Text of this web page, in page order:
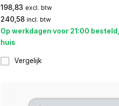
198,83 excl. btw
240,58 incl. btw
Op werkdagen voor 21:00
huis
Vergelijk